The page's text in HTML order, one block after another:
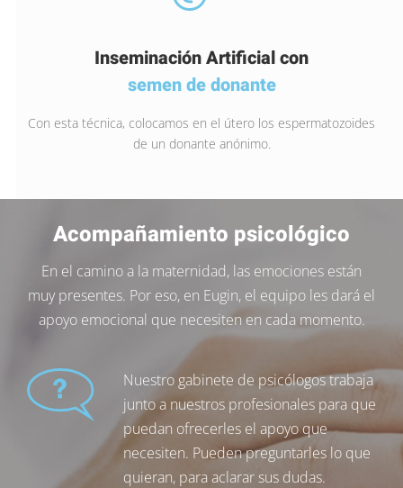
Inseminación Artificial con
semen de donante
Con esta técnica, colocamos en el útero los espermatozoides
de un donante anónimo.
Acompañamiento psicológico
En el camino a la maternidad, las emociones están
muy presentes. Por eso, en Eugin, el equipo les dará el
apoyo emocional que necesiten en cada momento.
Nuestro gabinete de psicólogos trabaja
junto a nuestros profesionales para que
puedan ofrecerles el apoyo que
necesiten. Pueden preguntarles lo que
quieran, para aclarar sus dudas.